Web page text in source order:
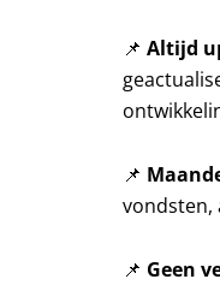
📌 Altijd
📌
vondsten,
📌 Geen